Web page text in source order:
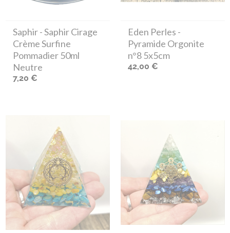
Saphir- Saphir Cirage
Crème Surfine
Pommadier 50ml
Neutre
7,20 €
Eden Perles -
Pyramide Orgonite
n°8 5x5cm
42,00 €